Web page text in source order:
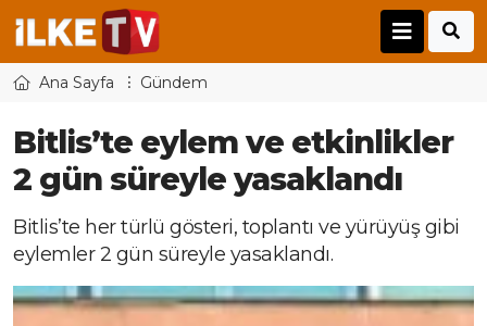
Ana Sayfa Gündem
Bitlis’te eylem ve etkinlikler
2 gün süreyle yasaklandı
Bitlis’te her türlü gösteri, toplantı ve yürüyüş gibi
eylemler 2 gün süreyle yasaklandı.